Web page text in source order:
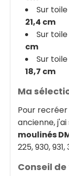
Sur
21,4 cm
Sur
cm
Sur
18,7 cm
Ma
Pour
ancienne,
moulinés
225, 930,
Conseil